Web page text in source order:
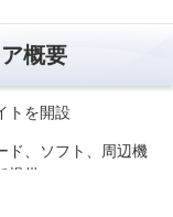
概要
トを開設
ド、ソフト、周辺機
提供